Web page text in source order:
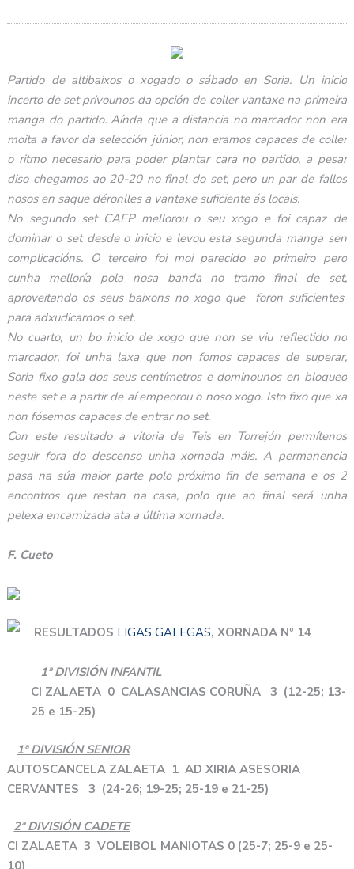
Partido de altibaixos o xogado o sábado en Soria. Un inicio
incerto de set privounos da opción de coller vantaxe na primeira
manga do partido. Aínda que a distancia no marcador non era
moita a favor da selección júnior, non eramos capaces de coller
o ritmo necesario para poder plantar cara no partido, a pesar
diso chegamos ao 20-20 no final do set, pero un par de fallos
nosos en saque déronlles a vantaxe suficiente ás locais.
No segundo set CAEP mellorou o seu xogo e foi capaz de
dominar o set desde o inicio e levou esta segunda manga sen
complicacións. O terceiro foi moi parecido ao primeiro pero
cunha melloría pola nosa banda no tramo final de set,
aproveitando os seus baixons no xogo que foron suficientes
para adxudicarnos o set.
No cuarto, un bo inicio de xogo que non se viu reflectido no
marcador, foi unha laxa que non fomos capaces de superar,
Soria fixo gala dos seus centímetros e dominounos en bloqueo
neste set e a partir de aí empeorou o noso xogo. Isto fixo que xa
non fósemos capaces de entrar no set.
Con este resultado a vitoria de Teis en Torrejón permítenos
seguir fora do descenso unha xornada máis. A permanencia
pasa na súa maior parte polo próximo fin de semana e os 2
encontros que restan na casa, polo que ao final será unha
pelexa encarnizada ata a última xornada.
F. Cueto
RESULTADOS LIGAS GALEGAS, XORNADA Nº 14
1ª DIVISIÓN INFANTIL
CI ZALAETA 0 CALASANCIAS CORUÑA 3 (12-25; 13-
25 e 15-25)
1ª DIVISIÓN SENIOR
AUTOSCANCELA ZALAETA 1 AD XIRIA ASESORIA
CERVANTES 3 (24-26; 19-25; 25-19 e 21-25)
2ª DIVISIÓN CADETE
CI ZALAETA 3 VOLEIBOL MANIOTAS 0 (25-7; 25-9 e 25-